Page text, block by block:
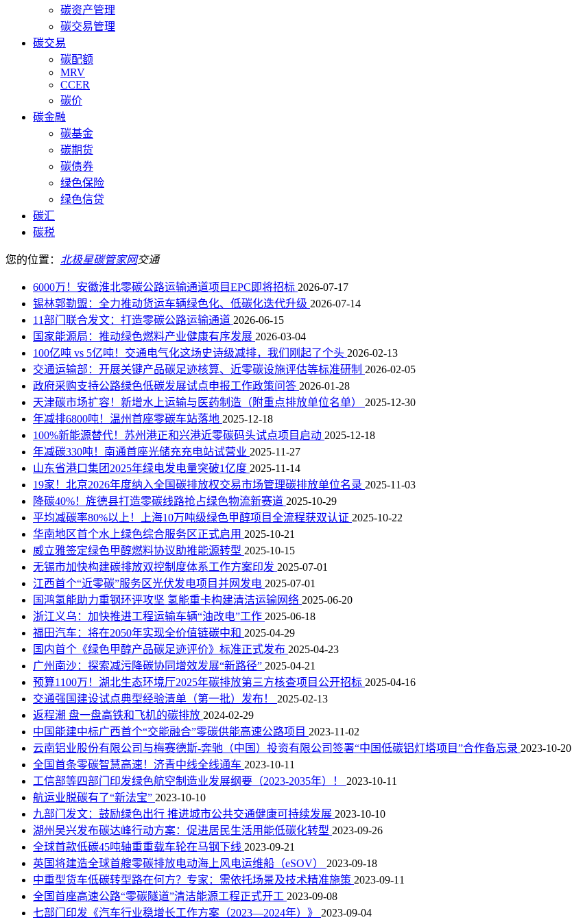
碳资产管理
碳交易管理
碳交易
碳配额
MRV
CCER
碳价
碳金融
碳基金
碳期货
碳债券
绿色保险
绿色信贷
碳汇
碳税
您的位置： 北极星碳管家网交通
6000万！安徽淮北零碳公路运输通道项目EPC即将招标 2026-07-17
锡林郭勒盟：全力推动货运车辆绿色化、低碳化迭代升级 2026-07-14
11部门联合发文：打造零碳公路运输通道 2026-06-15
国家能源局：推动绿色燃料产业健康有序发展 2026-03-04
100亿吨 vs 5亿吨！交通电气化这场史诗级减排，我们刚起了个头 2026-02-13
交通运输部：开展关键产品碳足迹核算、近零碳设施评估等标准研制 2026-02-05
政府采购支持公路绿色低碳发展试点申报工作政策问答 2026-01-28
天津碳市场扩容！新增水上运输与医药制造（附重点排放单位名单） 2025-12-30
年减排6800吨！温州首座零碳车站落地 2025-12-18
100%新能源替代！苏州港正和兴港近零碳码头试点项目启动 2025-12-18
年减碳330吨！南通首座光储充充电站试营业 2025-11-27
山东省港口集团2025年绿电发电量突破1亿度 2025-11-14
19家！北京2026年度纳入全国碳排放权交易市场管理碳排放单位名录 2025-11-03
降碳40%！旌德县打造零碳线路抢占绿色物流新赛道 2025-10-29
平均减碳率80%以上！上海10万吨级绿色甲醇项目全流程获双认证 2025-10-22
华南地区首个水上绿色综合服务区正式启用 2025-10-21
威立雅签定绿色甲醇燃料协议助推能源转型 2025-10-15
无锡市加快构建碳排放双控制度体系工作方案印发 2025-07-01
江西首个“近零碳”服务区光伏发电项目并网发电 2025-07-01
国鸿氢能助力重钢环评攻坚 氢能重卡构建清洁运输网络 2025-06-20
浙江义乌：加快推进工程运输车辆“油改电”工作 2025-06-18
福田汽车：将在2050年实现全价值链碳中和 2025-04-29
国内首个《绿色甲醇产品碳足迹评价》标准正式发布 2025-04-23
广州南沙：探索减污降碳协同增效发展“新路径” 2025-04-21
预算1100万！湖北生态环境厅2025年碳排放第三方核查项目公开招标 2025-04-16
交通强国建设试点典型经验清单（第一批）发布！ 2025-02-13
返程潮 盘一盘高铁和飞机的碳排放 2024-02-29
中国能建中标广西首个“交能融合”零碳供能高速公路项目 2023-11-02
云南铝业股份有限公司与梅赛德斯-奔驰（中国）投资有限公司签署“中国低碳铝灯塔项目”合作备忘录 2023-10-20
全国首条零碳智慧高速！济青中线全线通车 2023-10-11
工信部等四部门印发绿色航空制造业发展纲要（2023-2035年）！ 2023-10-11
航运业脱碳有了“新法宝” 2023-10-10
九部门发文：鼓励绿色出行 推进城市公共交通健康可持续发展 2023-10-10
湖州吴兴发布碳达峰行动方案：促进居民生活用能低碳化转型 2023-09-26
全球首款低碳45吨轴重重载车轮在马钢下线 2023-09-21
英国将建造全球首艘零碳排放电动海上风电运维船（eSOV） 2023-09-18
中重型货车低碳转型路在何方？专家：需依托场景及技术精准施策 2023-09-11
全国首座高速公路“零碳隧道”清洁能源工程正式开工 2023-09-08
七部门印发《汽车行业稳增长工作方案（2023—2024年）》 2023-09-04